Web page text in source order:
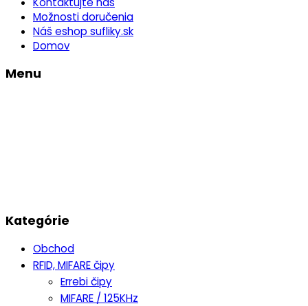
Možnosti doručenia
Náš eshop sufliky.sk
Domov
Menu
Kategórie
Obchod
RFID, MIFARE čipy
Errebi čipy
MIFARE / 125KHz